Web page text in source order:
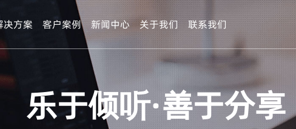
决方案 客户案例 新闻中心 关于我们 联系我们
乐于倾听·善于分享